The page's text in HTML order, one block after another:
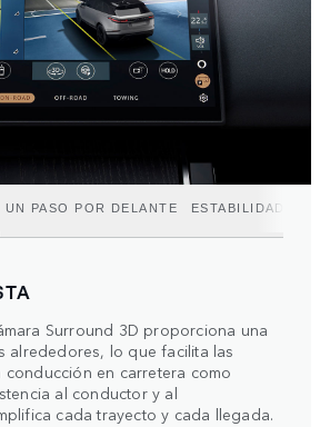
UN PASO POR DELANTE ESTABILIDAD
Surround 3D proporciona una
alrededores, lo que facilita las
en carretera como
al conductor y al
cada trayecto y cada llegada.